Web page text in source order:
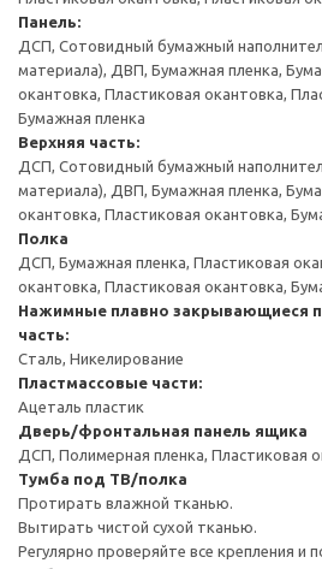
Панель:
ДСП, Сотовидный бумажный
материала), ДВП, Бумажная пленка,
окантовка, Пластиковая окантовка,
Бумажная пленка
Верхняя часть:
ДСП, Сотовидный бумажный
материала), ДВП, Бумажная пленка,
окантовка, Пластиковая окантовка,
Полка
ДСП, Бумажная пленка, Пластиковая
окантовка, Пластиковая окантовка,
Нажимные плавно закрывающиеся
часть:
Сталь, Никелирование
Пластмассовые части:
Ацеталь пластик
Дверь/фронтальная панель ящика
ДСП, Полимерная пленка, Пластиковая
Тумба под ТВ/полка
Протирать влажной тканью.
Вытирать чистой сухой тканью.
Регулярно проверяйте все крепления и